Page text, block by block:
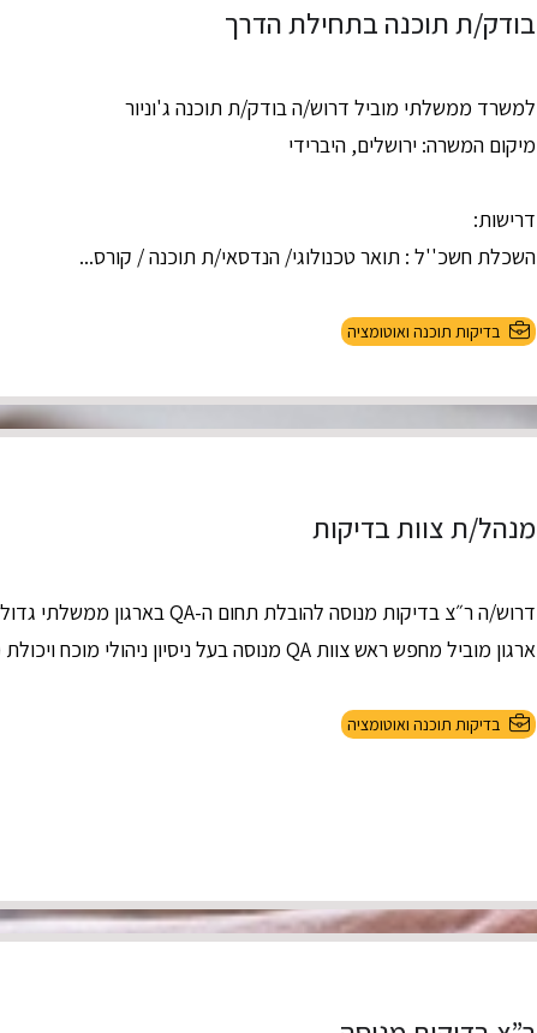
בודק/ת תוכנה בתחילת הדרך
למשרד ממשלתי מוביל דרוש/ה בודק/ת תוכנה ג'וניור
מיקום המשרה: ירושלים, היברידי
דרישות:
השכלת חשכ''ל : תואר טכנולוגי/ הנדסאי/ת תוכנה / קורס...
בדיקות תוכנה ואוטומציה
מנהל/ת צוות בדיקות
דרוש/ה ר״צ בדיקות מנוסה להובלת תחום ה-QA בארגון ממשלתי גדול ומתקדם
ארגון מוביל מחפש ראש צוות QA מנוסה בעל ניסיון ניהולי מוכח ויכולת מקצוע...
בדיקות תוכנה ואוטומציה